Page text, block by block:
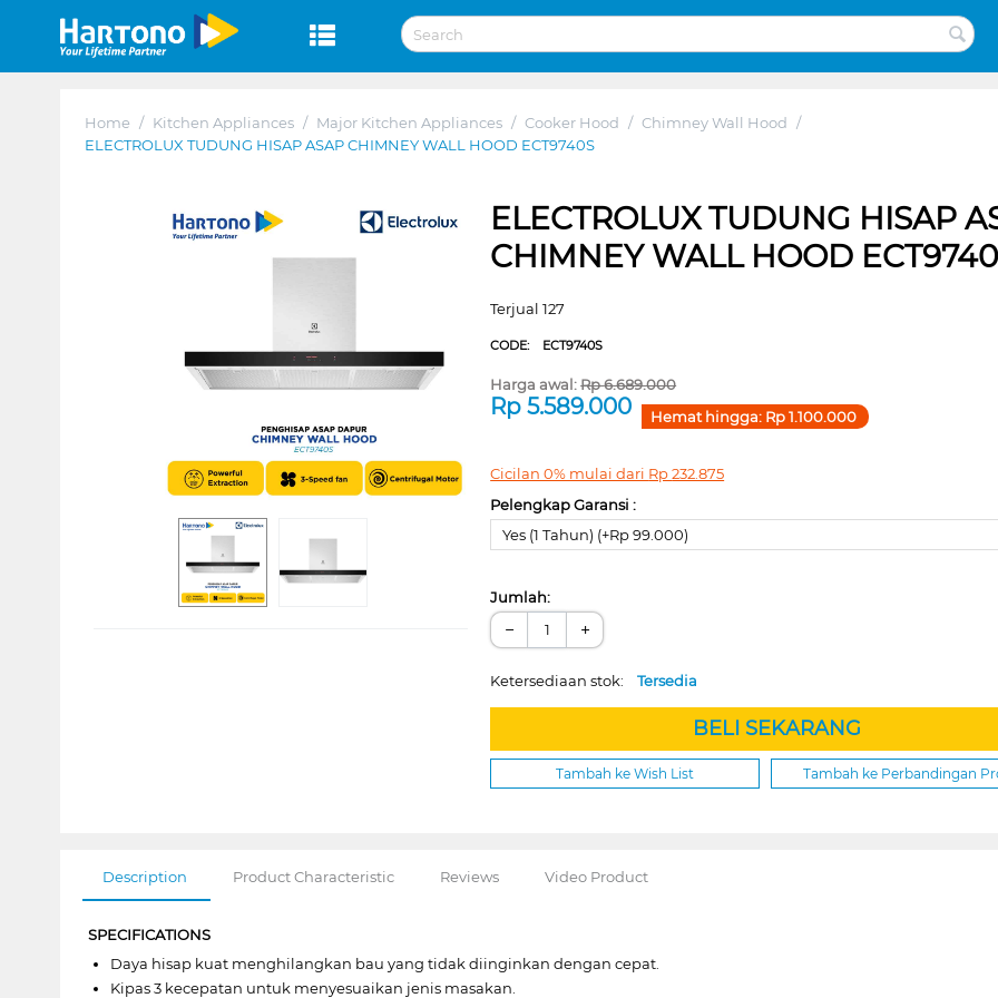
Home / Kitchen Appliances / Major Kitchen Appliances / Cooker Hood / Chimney Wall Hood /
ELECTROLUX TUDUNG HISAP ASAP CHIMNEY WALL HOOD ECT9740S
ELECTROLUX TUDUNG HISAP
CHIMNEY WALL HOOD
Terjual 127
CODE: ECT9740S
Harga awal:Rp6.689.000
Rp5.589.000 Hemat hingga: Rp1.100.000
Cicilan 0% mulai dari Rp232.875
Pelengkap Garansi :
Yes (1 Tahun) (+Rp 99.000)
Jumlah:
− +
Ketersediaan stok:Tersedia
BELI SEKARANG
Tambah ke Wish List Tambah ke Perbandingan
Description Product Characteristic Reviews Video Product
SPECIFICATIONS
Daya hisap kuat menghilangkan bau yang tidak diinginkan dengan cepat.
Kipas 3 kecepatan untuk menyesuaikan jenis masakan.